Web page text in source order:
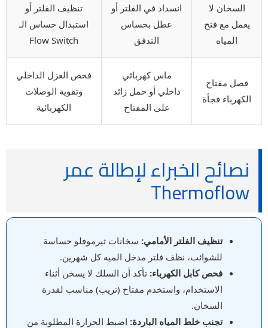
السخان لا
يعمل مع فتح
المياه
انسداد في الفلتر أو
عطل بحساس
التدفق
تنظيف الفلتر أو
استبدال حساس الـ
Flow Switch
فصل مفتاح
الكهرباء فجأة
ماس كهربائي
داخلي أو حمل زائد
على المفتاح
فحص العزل الداخلي
وتقوية الوصلات
الكهربائية
نصائح الخبراء لإطالة عمر
Thermoflow
تنظيف الفلتر الأمامي: سخانات ثيرموفلو حساسة
للشوائب، نظف فلتر مدخل الميه كل شهرين.
فحص كابل الكهرباء: تأكد أن السلك لا يسخن أثناء
الاستخدام، واستخدم مفتاح (تريب) مناسب لقدرة
السخان.
تجنب خلط المياه الباردة: اضبط الحرارة المطلوبة من